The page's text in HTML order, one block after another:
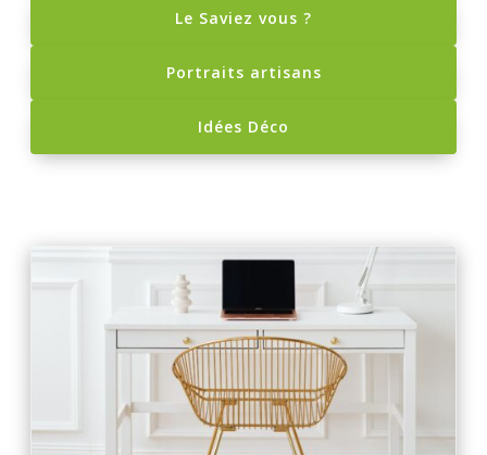
Le Saviez vous ?
Portraits artisans
Idées Déco